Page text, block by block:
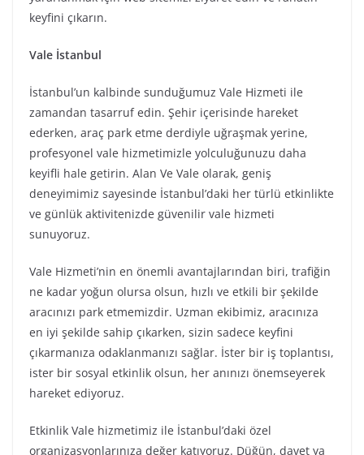
keyfini çıkarın.
Vale İstanbul
İstanbul’un kalbinde sunduğumuz Vale Hizmeti ile
zamandan tasarruf edin. Şehir içerisinde hareket
ederken, araç park etme derdiyle uğraşmak yerine,
profesyonel vale hizmetimizle yolculuğunuzu daha
keyifli hale getirin. Alan Ve Vale olarak, geniş
deneyimimiz sayesinde İstanbul’daki her türlü etkinlikte
ve günlük aktivitenizde güvenilir vale hizmeti
sunuyoruz.
Vale Hizmeti’nin en önemli avantajlarından biri, trafiğin
ne kadar yoğun olursa olsun, hızlı ve etkili bir şekilde
aracınızı park etmemizdir. Uzman ekibimiz, aracınıza
en iyi şekilde sahip çıkarken, sizin sadece keyfini
çıkarmanıza odaklanmanızı sağlar. İster bir iş toplantısı,
ister bir sosyal etkinlik olsun, her anınızı önemseyerek
hareket ediyoruz.
Etkinlik Vale hizmetimiz ile İstanbul’daki özel
organizasyonlarınıza değer katıyoruz. Düğün, davet ya